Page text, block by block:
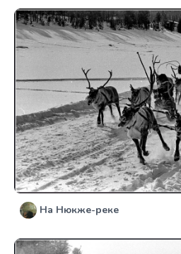
На Нюкже-реке